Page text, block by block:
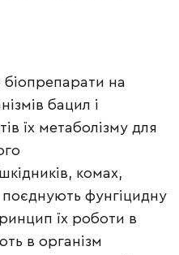
на
бацил і
їх метаболізму для
комах,
поєднують фунгіцидну
їх роботи в
в організм